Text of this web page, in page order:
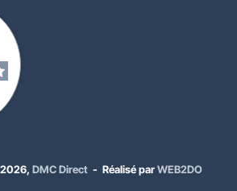
DMC Direct - Réalisé parWEB2DO